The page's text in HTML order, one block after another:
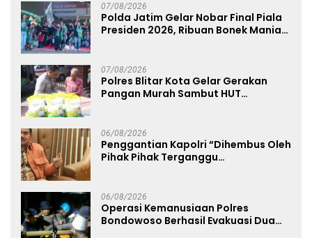
07/08/2026
Polda Jatim Gelar Nobar Final Piala
Presiden 2026, Ribuan Bonek Mania
07/08/2026
Polres Blitar Kota Gelar Gerakan
Pangan Murah Sambut HUT
06/08/2026
Penggantian Kapolri “Dihembus Oleh
Pihak Pihak Terganggu
06/08/2026
Operasi Kemanusiaan Polres
Bondowoso Berhasil Evakuasi Dua